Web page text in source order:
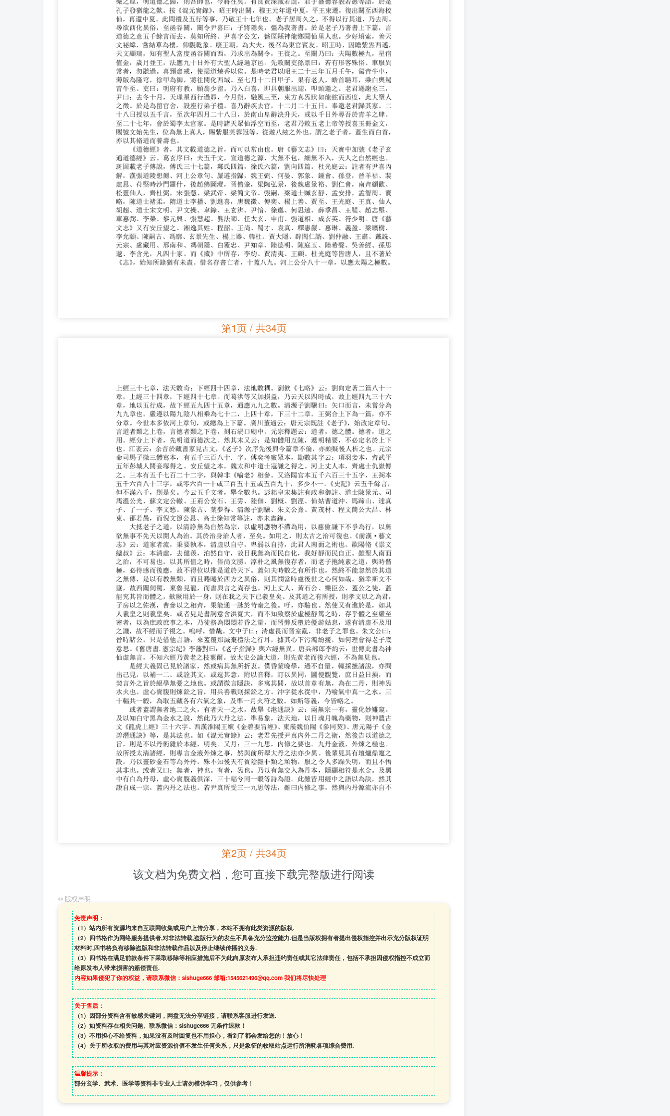
第1页 / 共34页
第2页 / 共34页
该文档为免费文档，您可直接下载完整版进行阅读
© 版权声明
免责声明：
（1）站内所有资源均来自互联网收集或用户上传分享，本站不拥有此类资源的版权.
（2）四书格作为网络服务提供者,对非法转载,盗版行为的发生不具备充分监控能力.但是当版权拥有者提出侵权指控并出示充分版权证明
材料时,四书格负有移除盗版和非法转载作品以及停止继续传播的义务.
（3）四书格在满足前款条件下采取移除等相应措施后不为此向原发布人承担违约责任或其它法律责任，包括不承担因侵权指控不成立而
给原发布人带来损害的赔偿责任.
内容如果侵犯了你的权益，请联系微信：sishuge666 邮箱:1545621496@qq.com 我们将尽快处理
关于售后：
（1）因部分资料含有敏感关键词，网盘无法分享链接，请联系客服进行发送.
（2）如资料存在相关问题、联系微信：sishuge666 无条件退款！
（3） 不用担心不给资料，如果没有及时回复也不用担心，看到了都会发给您的！放心！
（4） 关于所收取的费用与其对应资源价值不发生任何关系，只是象征的收取站点运行所消耗各项综合费用.
温馨提示：
部分玄学、武术、医学等资料非专业人士请勿模仿学习，仅供参考！